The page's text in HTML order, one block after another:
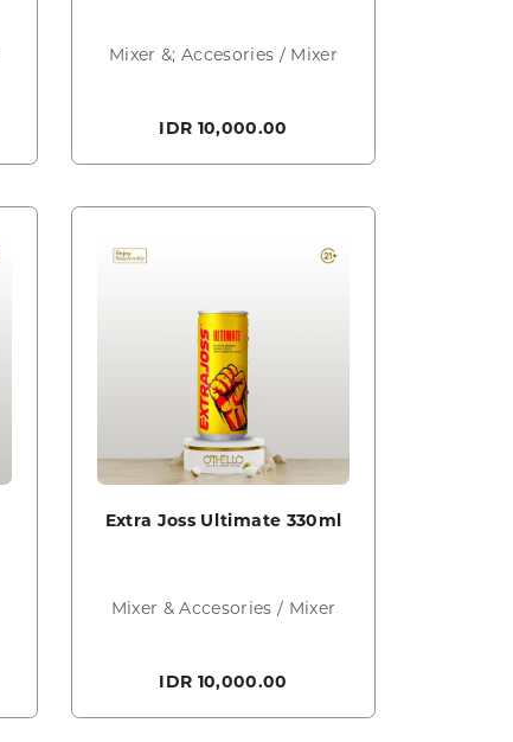
Mixer &; Accesories / Mixer
IDR 10,000.00
Extra Joss Ultimate 330ml
Mixer & Accesories / Mixer
IDR 10,000.00